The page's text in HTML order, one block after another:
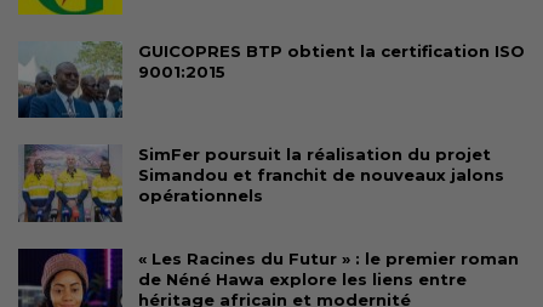
GUICOPRES BTP obtient la certification ISO
9001:2015
SimFer poursuit la réalisation du projet
Simandou et franchit de nouveaux jalons
opérationnels
« Les Racines du Futur » : le premier roman
de Néné Hawa explore les liens entre
héritage africain et modernité